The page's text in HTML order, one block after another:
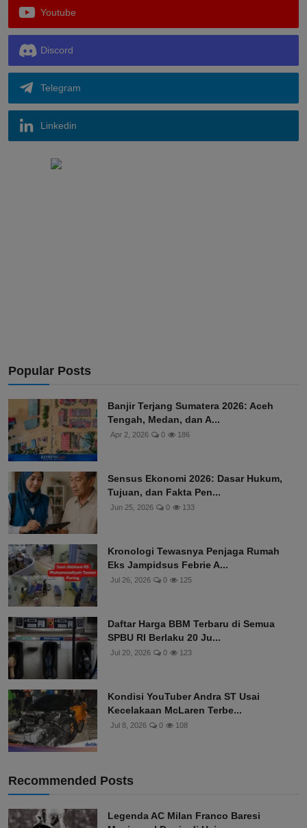
Youtube
Discord
Telegram
Linkedin
Popular Posts
Banjir Terjang Sumatera 2026: Aceh
Tengah, Medan, dan A...
Apr 2, 2026 0 186
Sensus Ekonomi 2026: Dasar Hukum,
Tujuan, dan Fakta Pen...
Jun 25, 2026 0 133
Kronologi Tewasnya Penjaga Rumah
Eks Jampidsus Febrie A...
Jul 26, 2026 0 125
Daftar Harga BBM Terbaru di Semua
SPBU RI Berlaku 20 Ju...
Jul 20, 2026 0 123
Kondisi YouTuber Andra ST Usai
Kecelakaan McLaren Terbe...
Jul 8, 2026 0 108
Recommended Posts
Legenda AC Milan Franco Baresi